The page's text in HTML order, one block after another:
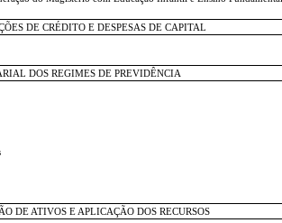
DE CRÉDITO E DESPESAS DE CAPITAL
DOS REGIMES DE PREVIDÊNCIA
DE ATIVOS E APLICAÇÃO DOS RECURSOS